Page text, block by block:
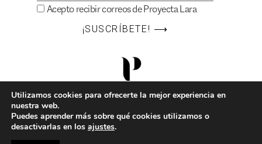
Acepto recibir correos de Proyecta Lara
¡SUSCRÍBETE! ⟶
Utilizamos cookies para ofrecerte la mejor experiencia en
nuestra web.
Puedes aprender más sobre qué cookies utilizamos o
desactivarlas en los ajustes.